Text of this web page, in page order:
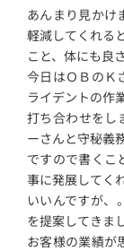
あんまり見かけ
軽減してくれる
こと、体にも良
今日はＯＢのＫ
ライデントの作
打ち合わせをし
ーさんと守秘義
ですので書くこ
事に発展してく
いいんですが、
を提案してきま
お客様の業績が